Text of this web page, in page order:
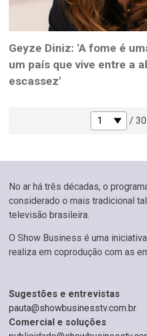
Geyze Diniz: 'A fome é
um país que vive entre a
escassez'
/ 30
No ar há três décadas, o
considerado o mais tradicional
televisão brasileira.
O Show Business é uma
realiza em coprodução com as
Sugestões e entrevistas
pauta@showbusinesstv.com.br
Comercial e soluções